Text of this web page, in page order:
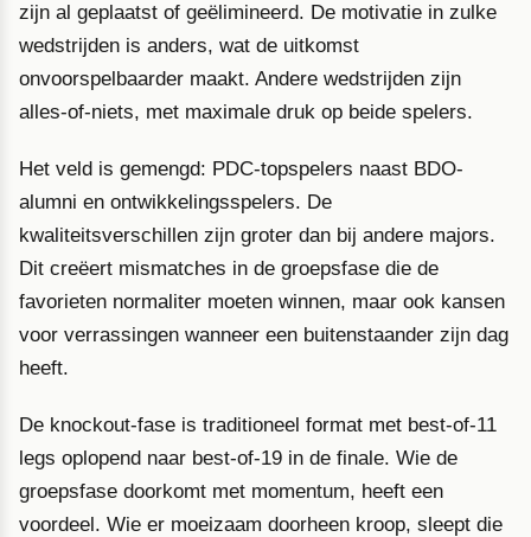
zijn al geplaatst of geëlimineerd. De motivatie in zulke
wedstrijden is anders, wat de uitkomst
onvoorspelbaarder maakt. Andere wedstrijden zijn
alles-of-niets, met maximale druk op beide spelers.
Het veld is gemengd: PDC-topspelers naast BDO-
alumni en ontwikkelingsspelers. De
kwaliteitsverschillen zijn groter dan bij andere majors.
Dit creëert mismatches in de groepsfase die de
favorieten normaliter moeten winnen, maar ook kansen
voor verrassingen wanneer een buitenstaander zijn dag
heeft.
De knockout-fase is traditioneel format met best-of-11
legs oplopend naar best-of-19 in de finale. Wie de
groepsfase doorkomt met momentum, heeft een
voordeel. Wie er moeizaam doorheen kroop, sleept die